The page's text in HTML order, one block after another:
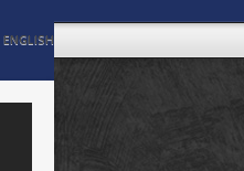
ENGLISH